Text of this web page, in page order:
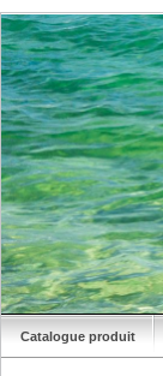
Catalogue produit